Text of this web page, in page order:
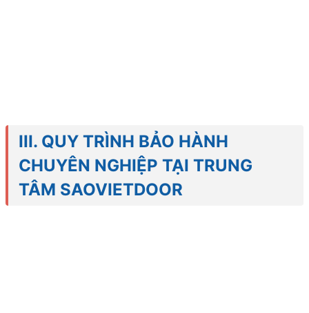
III. QUY TRÌNH BẢO HÀNH
CHUYÊN NGHIỆP TẠI TRUNG
TÂM SAOVIETDOOR